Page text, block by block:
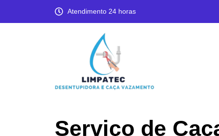
Atendimento 24 horas
Serviço de